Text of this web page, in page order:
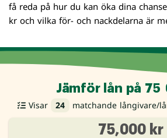
få reda på hur du kan öka dina
kr och vilka för- och nackdelarna är
Jämför lån på 75
Visar 24 matchande långivare/
75,000 kr